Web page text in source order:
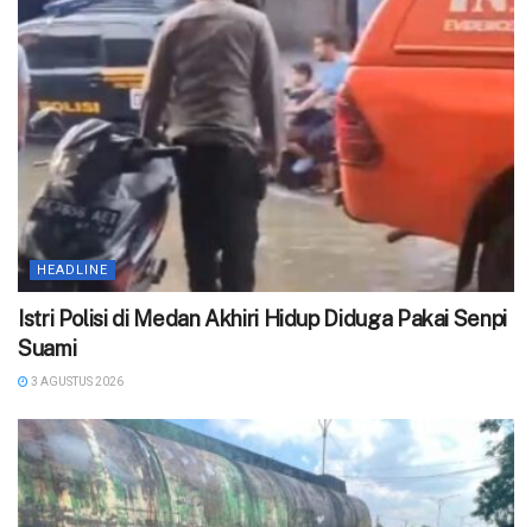
HEADLINE
‎Istri Polisi di Medan Akhiri Hidup Diduga Pakai Senpi
Suami
3 AGUSTUS 2026